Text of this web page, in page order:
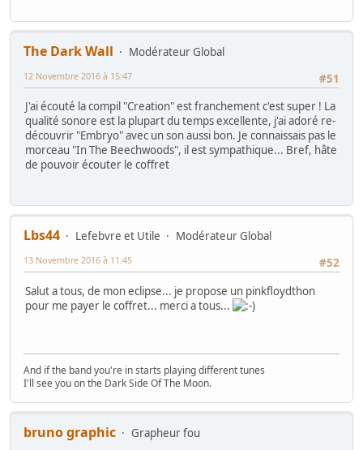
The Dark Wall
Modérateur Global
#51
12 Novembre 2016 à 15:47
J'ai écouté la compil "Creation" est franchement c'est super ! La
qualité sonore est la plupart du temps excellente, j'ai adoré re-
découvrir "Embryo" avec un son aussi bon. Je connaissais pas le
morceau "In The Beechwoods", il est sympathique... Bref, hâte
de pouvoir écouter le coffret
Lbs44 Lefebvre et Utile
Modérateur Global
#52
13 Novembre 2016 à 11:45
Salut a tous, de mon eclipse... je propose un pinkfloydthon
pour me payer le coffret... merci a tous...
And if the band you're in starts playing different tunes
I'll see you on the Dark Side Of The Moon.
bruno graphic
Grapheur fou